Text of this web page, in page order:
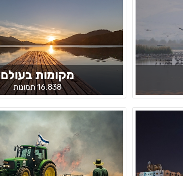
מקומות בעולם
16,838 תמונות